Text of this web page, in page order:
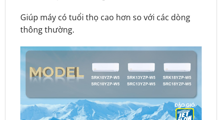
Giúp máy có tuổi thọ cao hơn so với các dòng
thông thường.